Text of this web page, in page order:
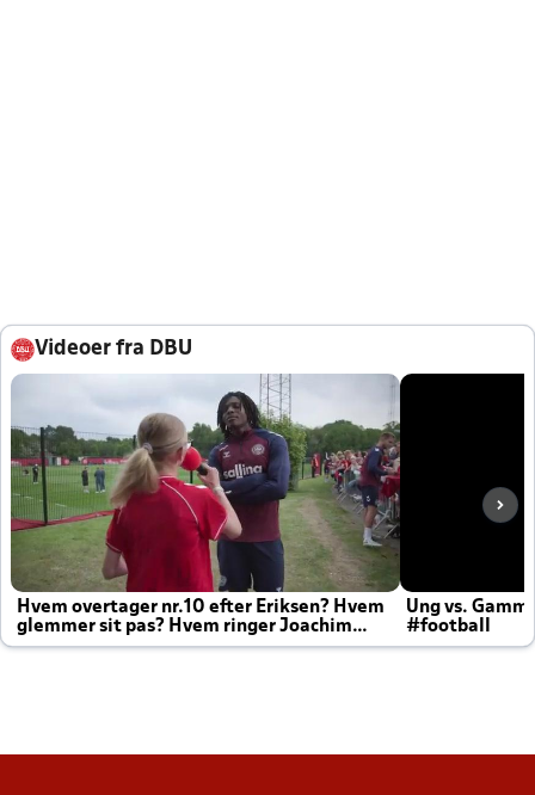
Videoer fra DBU
Hvem overtager nr.10 efter Eriksen? Hvem
glemmer sit pas? Hvem ringer Joachim
altid til efter kampe?
Ung vs.
#football